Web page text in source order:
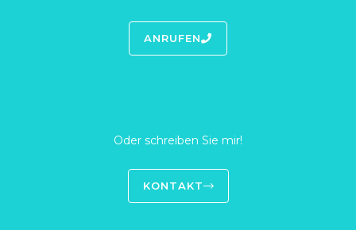
ANRUFEN
Oder schreiben Sie mir!
KONTAKT